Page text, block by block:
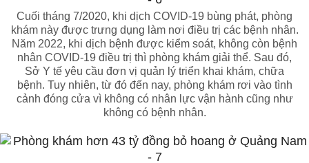
Cuối tháng 7/2020, khi dịch COVID-19 bùng phát, phòng
khám này được trưng dụng làm nơi điều trị các bệnh nhân.
Năm 2022, khi dịch bệnh được kiểm soát, không còn bệnh
nhân COVID-19 điều trị thì phòng khám giải thể. Sau đó,
Sở Y tế yêu cầu đơn vị quản lý triển khai khám, chữa
bệnh. Tuy nhiên, từ đó đến nay, phòng khám rơi vào tình
cảnh đóng cửa vì không có nhân lực vận hành cũng như
không có bệnh nhân.